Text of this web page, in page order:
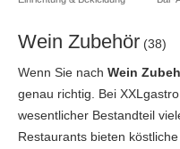
Wein Zubehör (38)
Wenn Sie nach Wein
genau richtig. Bei
wesentlicher Bestandteil
Restaurants bieten